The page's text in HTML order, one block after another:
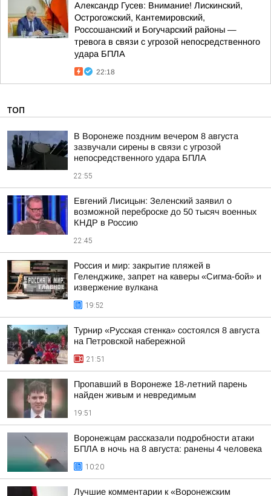
Александр Гусев: Внимание! Лискинский,
Острогожский, Кантемировский,
Россошанский и Богучарский районы —
тревога в связи с угрозой непосредственного
удара БПЛА
22:18
ТОП
В Воронеже поздним вечером 8 августа
зазвучали сирены в связи с угрозой
непосредственного удара БПЛА
22:55
Евгений Лисицын: Зеленский заявил о
возможной переброске до 50 тысяч военных
КНДР в Россию
22:45
Россия и мир: закрытие пляжей в
Геленджике, запрет на каверы «Сигма-бой» и
извержение вулкана
19:52
Турнир «Русская стенка» состоялся 8 августа
на Петровской набережной
21:51
Пропавший в Воронеже 18-летний парень
найден живым и невредимым
19:51
Воронежцам рассказали подробности атаки
БПЛА в ночь на 8 августа: ранены 4 человека
10:20
Лучшие комментарии к «Воронежским